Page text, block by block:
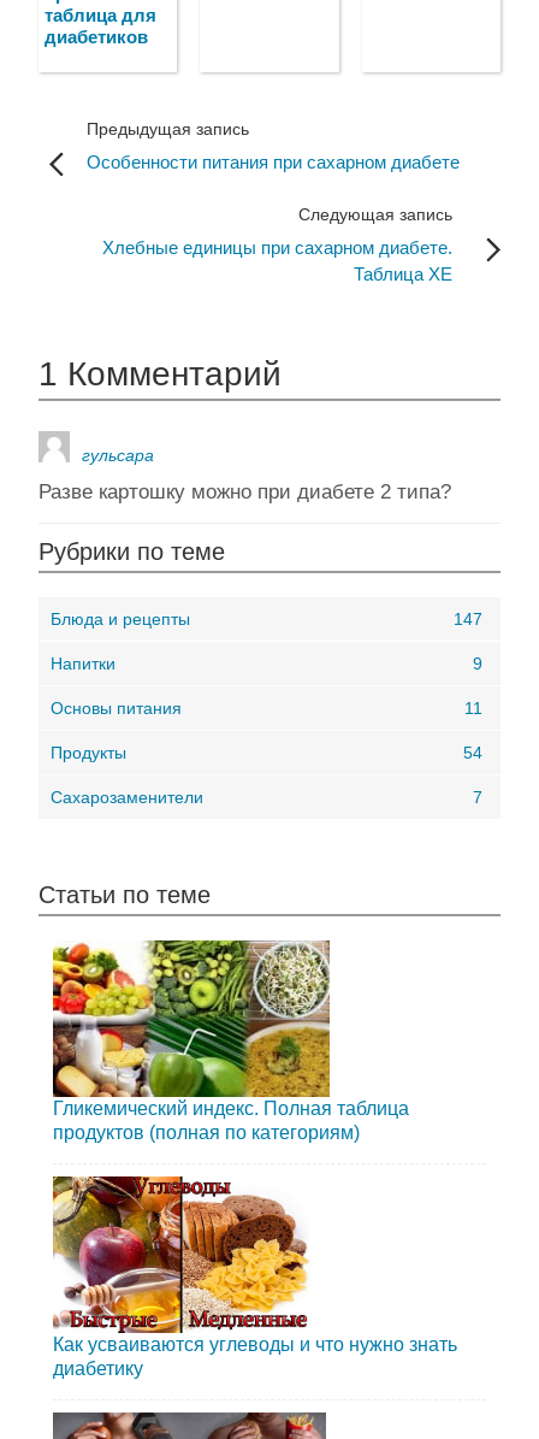
таблица для
диабетиков
Предыдущая запись
Особенности питания при сахарном диабете
Следующая запись
Хлебные единицы при сахарном диабете.
Таблица ХЕ
1 Комментарий
гульсара
Разве картошку можно при диабете 2 типа?
Рубрики по теме
Блюда и рецепты 147
Напитки 9
Основы питания 11
Продукты 54
Сахарозаменители 7
Статьи по теме
Гликемический индекс. Полная таблица
продуктов (полная по категориям)
Как усваиваются углеводы и что нужно знать
диабетику